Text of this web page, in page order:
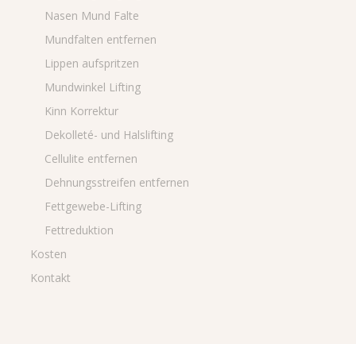
Nasen Mund Falte
Mundfalten entfernen
Lippen aufspritzen
Mundwinkel Lifting
Kinn Korrektur
Dekolleté- und Halslifting
Cellulite entfernen
Dehnungsstreifen entfernen
Fettgewebe-Lifting
Fettreduktion
Kosten
Kontakt